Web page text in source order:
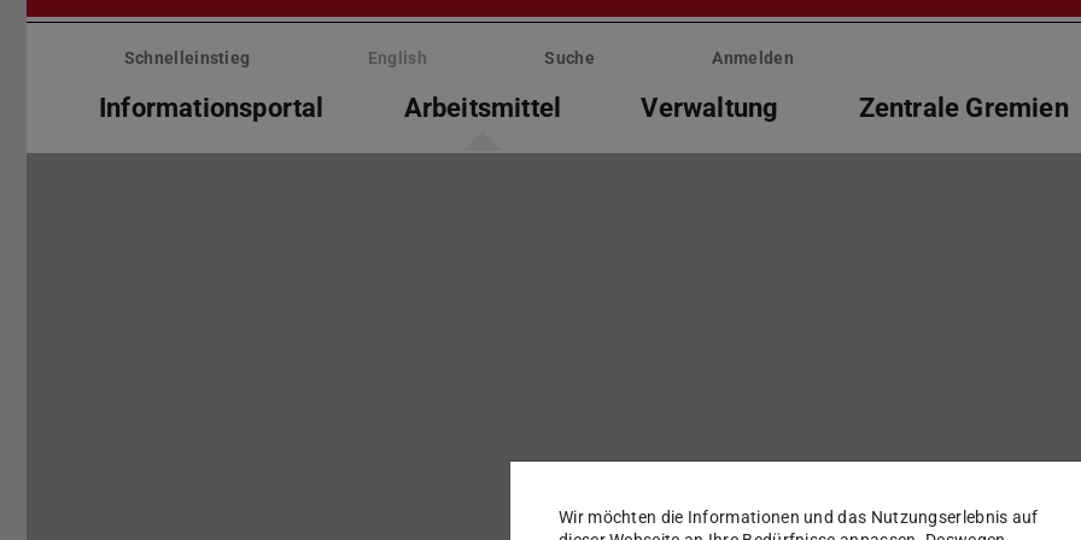
Menü
überspringenSchnelleinstieg English Suche Anmelden
Informationsportal Arbeitsmittel Verwaltung Zentrale Gremien
Wir möchten die Informationen und das Nutzungserlebnis auf